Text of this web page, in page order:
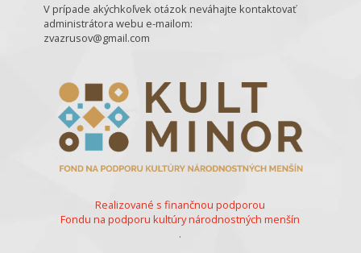
V prípade akýchkoľvek otázok neváhajte kontaktovať
administrátora webu e-mailom:
zvazrusov@gmail.com
Realizované s finančnou podporou
Fondu na podporu kultúry národnostných menšín
.